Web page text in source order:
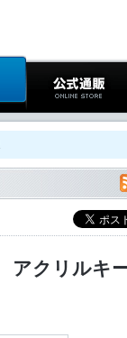
公式通販
アクリルキ